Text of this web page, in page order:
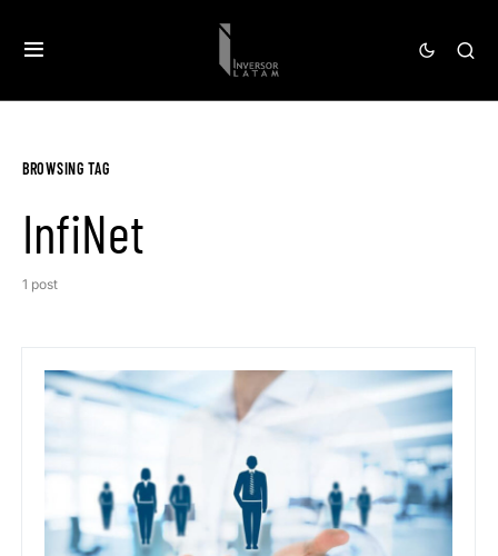
BROWSING TAG
InfiNet
1 post